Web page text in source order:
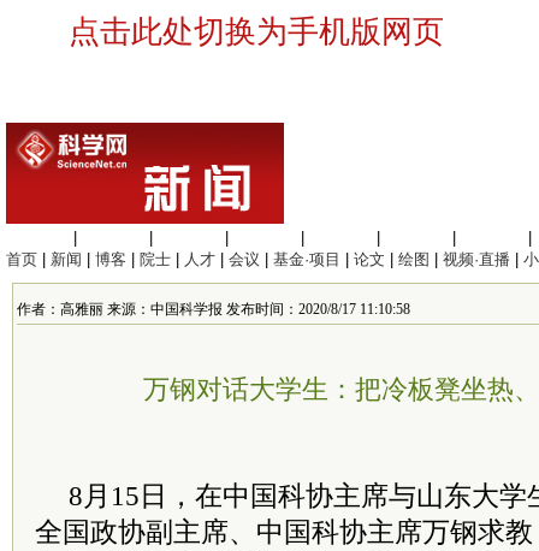
点击此处切换为手机版网页
首页
新闻 博客 院士 人才 会议 基金·项目 论文 绘图 视频·直播
作者：高雅丽 来源：中国科学报 发布时间：2020/8/17 11:10:58
万钢对话大学生：把冷板凳坐热
8月15日，在中国科协主席与山东大
全国政协副主席、中国科协主席万钢求